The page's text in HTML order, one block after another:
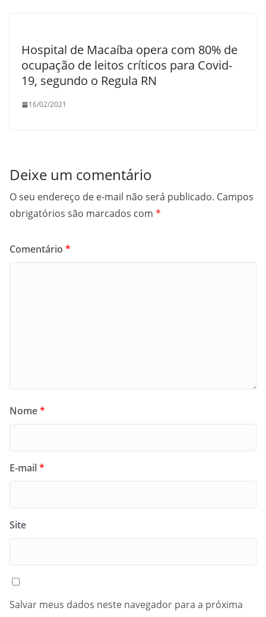
Hospital de Macaíba opera com 80% de
ocupação de leitos críticos para Covid-
19, segundo o Regula RN
16/02/2021
Deixe um comentário
O seu endereço de e-mail não será publicado. Campos
obrigatórios são marcados com *
Comentário *
Nome*
E-mail*
Site
Salvar meus dados neste navegador para a próxima